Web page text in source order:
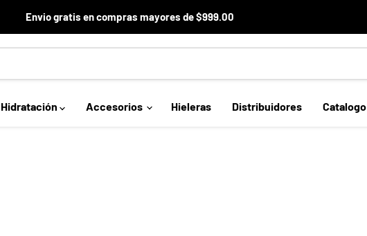
Envio gratis en compras mayores de $999.00
Accesorios Hieleras Distribuidores Catalogo